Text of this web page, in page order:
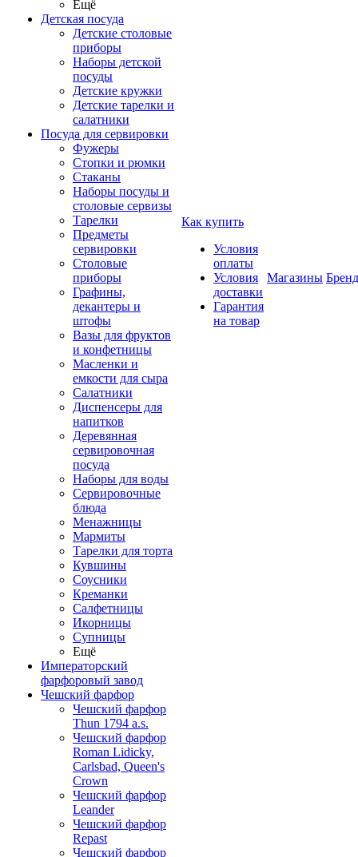
Ещё
Детская посуда
Детские столовые
приборы
Наборы детской
посуды
Детские кружки
Детские тарелки и
салатники
Посуда для сервировки
Фужеры
Стопки и рюмки
Стаканы
Наборы посуды и
столовые сервизы
Тарелки
Предметы
сервировки
Столовые
приборы
Графины,
декантеры и
штофы
Вазы для фруктов
и конфетницы
Масленки и
емкости для сыра
Салатники
Диспенсеры для
напитков
Деревянная
сервировочная
посуда
Наборы для воды
Сервировочные
блюда
Менажницы
Мармиты
Тарелки для торта
Кувшины
Соусники
Креманки
Салфетницы
Икорницы
Супницы
Ещё
Императорский
фарфоровый завод
Чешский фарфор
Чешский фарфор
Thun 1794 a.s.
Чешский фарфор
Roman Lidicky,
Carlsbad, Queen's
Crown
Чешский фарфор
Leander
Чешский фарфор
Repast
Чешский фарфор
Как купить
Условия
оплаты
Условия
доставки
Гарантия
на товар
Магазины